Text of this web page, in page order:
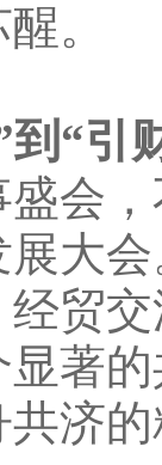
。
“引
，
大
贸交
著
济